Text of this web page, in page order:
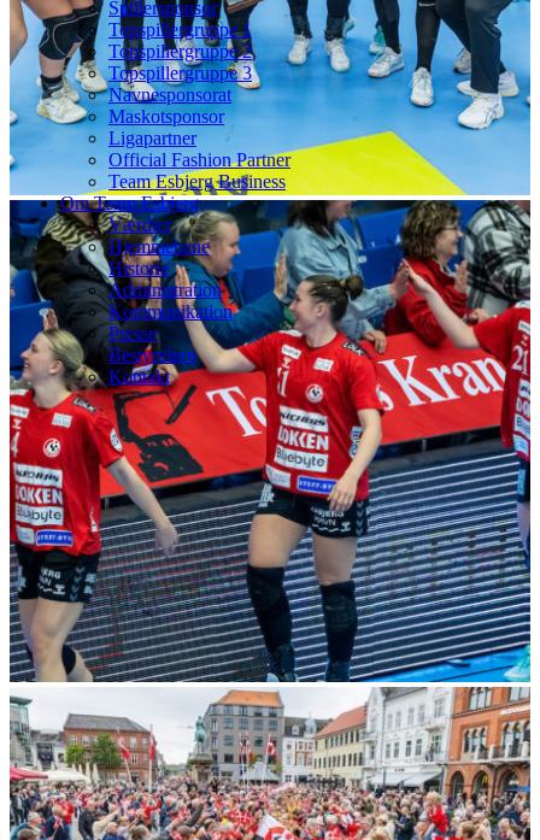
Spillersponsor
Topspillergruppe 1
Topspillergruppe 2
Topspillergruppe 3
Navnesponsorat
Maskotsponsor
Ligapartner
Official Fashion Partner
Team Esbjerg Business
Om Team Esbjerg
Værdier
Hjemmebane
Historie
Administration
Kommunikation
Presse
Bestyrelsen
Kontakt